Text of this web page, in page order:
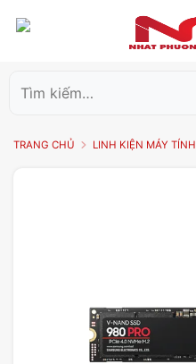
kiếm:
TRANG CHỦ LINH KIỆN MÁY TÍNH